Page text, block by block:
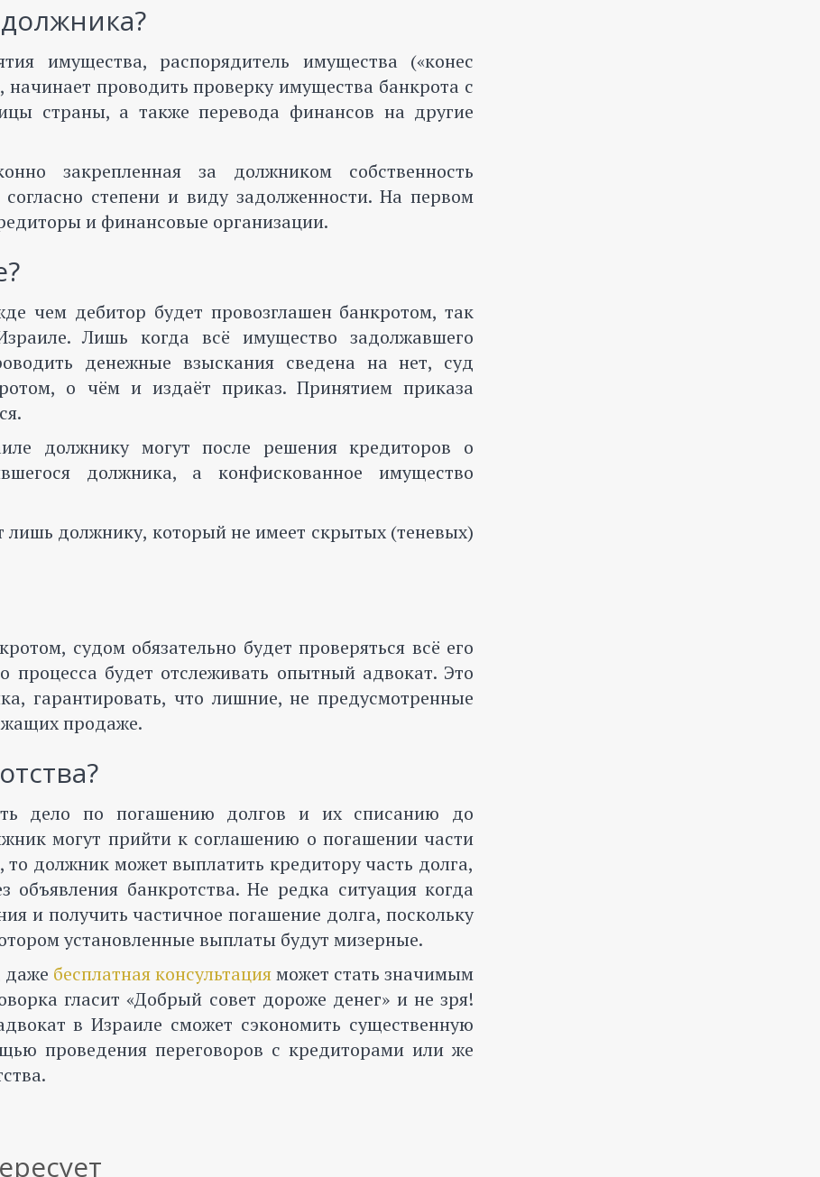
имущества, распорядитель имущества («конес
проводить проверку имущества банкрота с
страны, а также перевода финансов на другие
закрепленная за должником собственность
степени и виду задолженности. На первом
и финансовые организации.
чем дебитор будет провозглашен банкротом, так
Лишь когда всё имущество задолжавшего
денежные взыскания сведена на нет, суд
о чём и издаёт приказ. Принятием приказа
должнику могут после решения кредиторов о
должника, а конфискованное имущество
лишь должнику, который не имеет скрытых (теневых)
судом обязательно будет проверяться всё его
процесса будет отслеживать опытный адвокат. Это
гарантировать, что лишние, не предусмотренные
продаже.
дело по погашению долгов и их списанию до
могут прийти к соглашению о погашении части
то должник может выплатить кредитору часть долга,
объявления банкротства. Не редка ситуация когда
и получить частичное погашение долга, поскольку
установленные выплаты будут мизерные.
даже бесплатная консультацияможет стать значимым
гласит «Добрый совет дороже денег» и не зря!
в Израиле сможет сэкономить существенную
проведения переговоров с кредиторами или же